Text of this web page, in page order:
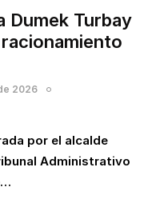
Dumek Turbay
2026
por el alcalde
Administrativo